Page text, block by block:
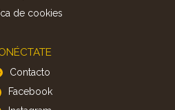
de cookies
Contacto
Facebook